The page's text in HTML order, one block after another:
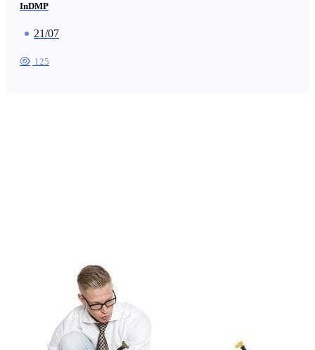
InDMP
21/07
125